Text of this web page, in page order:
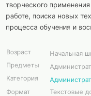
творческого
работе, поиска новых
процесса обучения и
Возраст
Начальная
Предметы
Категория
Формат
Текстовые